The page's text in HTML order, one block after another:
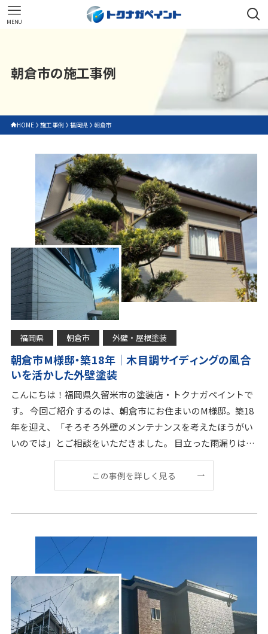
MENU
朝倉市の施工事例
HOME 施工事例 福岡県 朝倉市
福岡県 朝倉市 外壁・屋根塗装
朝倉市M様邸・築18年｜木目調サイディングの風合
いを活かした外壁塗装
こんにちは！福岡県久留米市の塗装店・トクナガペイントで
す。 今回ご紹介するのは、朝倉市にお住まいのM様邸。築18
年を迎え、「そろそろ外壁のメンテナンスを考えたほうがい
いのでは」とご相談をいただきました。 目立った雨漏りはな
いものの、外壁のくすみや目地の傷みが気になり
この事例を詳しく見る